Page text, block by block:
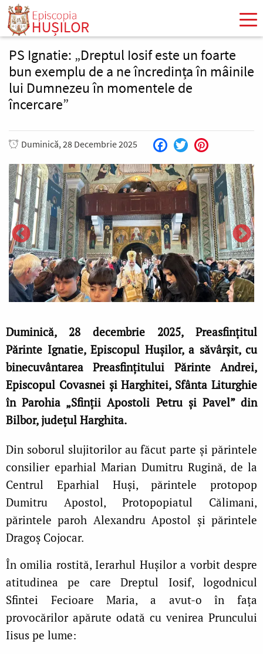
Mergi
conţinutul
principal
PS Ignatie: „Dreptul Iosif este un foarte
bun exemplu de a ne încredința în mâinile
lui Dumnezeu în momentele de
încercare”
Duminică, 28 Decembrie 2025 Facebook
Twitter
Duminică, 28 decembrie 2025, Preasfințitul
Părinte Ignatie, Episcopul Hușilor, a săvârșit, cu
binecuvântarea Preasfințitului Părinte Andrei,
Episcopul Covasnei și Harghitei, Sfânta Liturghie
în Parohia „Sfinții Apostoli Petru și Pavel” din
Bilbor, județul Harghita.
Din soborul slujitorilor au făcut parte și părintele
consilier eparhial Marian Dumitru Rugină, de la
Centrul Eparhial Huși, părintele protopop
Dumitru Apostol, Protopopiatul Călimani,
părintele paroh Alexandru Apostol și părintele
Dragoș Cojocar.
În omilia rostită, Ierarhul Hușilor a vorbit despre
atitudinea pe care Dreptul Iosif, logodnicul
Sfintei Fecioare Maria, a avut-o în fața
provocărilor apărute odată cu venirea Pruncului
Iisus pe lume: